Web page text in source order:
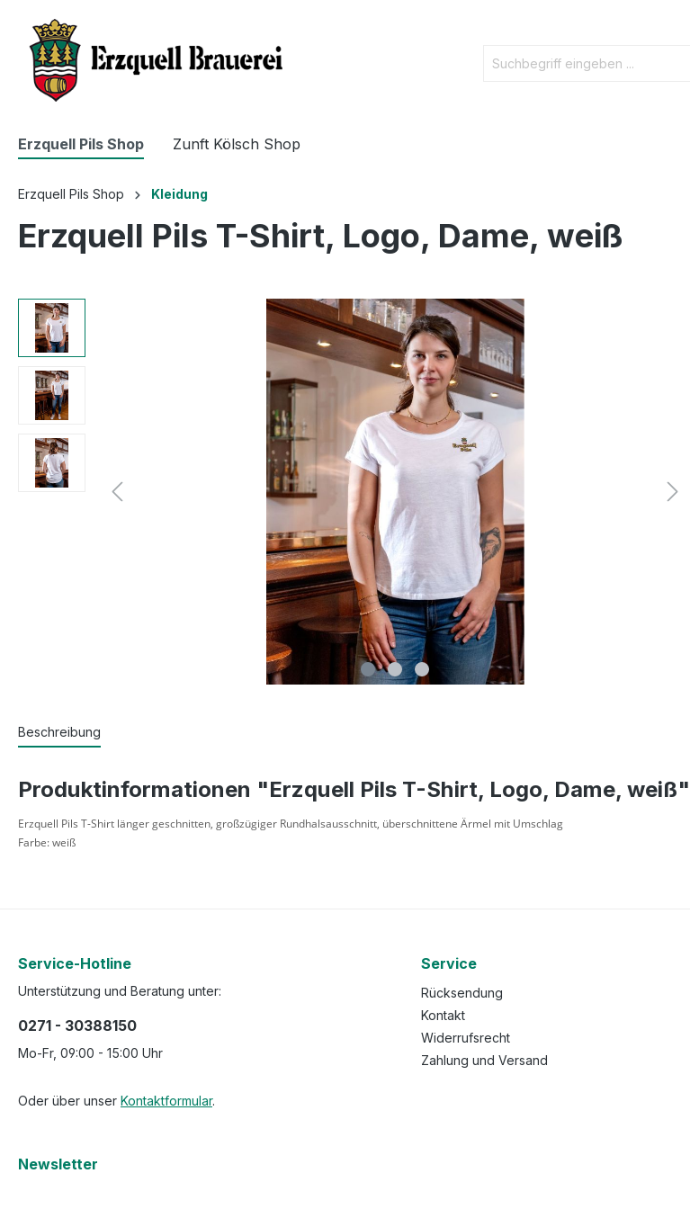
Erzquell Pils Shop Zunft Kölsch Shop
Erzquell Pils Shop Kleidung
Erzquell Pils T-Shirt, Logo, Dame, weiß
Beschreibung
Produktinformationen "Erzquell Pils T-Shirt, Logo, Dame, weiß"
Erzquell Pils T-Shirt länger geschnitten, großzügiger Rundhalsausschnitt, überschnittene Ärmel mit Umschlag
Farbe: weiß
Service-Hotline
Unterstützung und Beratung unter:
0271 - 30388150
Mo-Fr, 09:00 - 15:00 Uhr
Oder über unser Kontaktformular.
Service
Rücksendung
Kontakt
Widerrufsrecht
Zahlung und Versand
Newsletter